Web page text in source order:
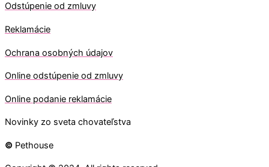
Odstúpenie od zmluvy
Reklamácie
Ochrana osobných údajov
Online odstúpenie od zmluvy
Online podanie reklamácie
Novinky zo sveta chovateľstva
© Pethouse